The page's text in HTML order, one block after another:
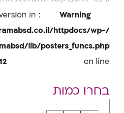
Warning
: Undefined variable $version in
httpdocs/wp-
lib/posters_funcs.php
on line